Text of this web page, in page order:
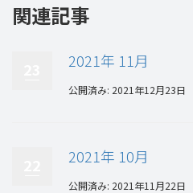
関連記事
2021年 11月
公開済み: 2021年12月23日
2021年 10月
公開済み: 2021年11月22日